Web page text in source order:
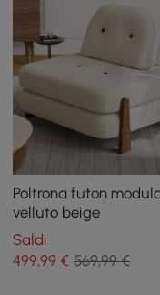
Poltrona futon
velluto beige
Saldi
499,99 € 569,99 €